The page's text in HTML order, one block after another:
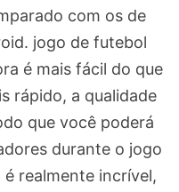
com os de
jogo de futebol
é mais fácil do que
rápido, a qualidade
que você poderá
durante o jogo
realmente incrível,